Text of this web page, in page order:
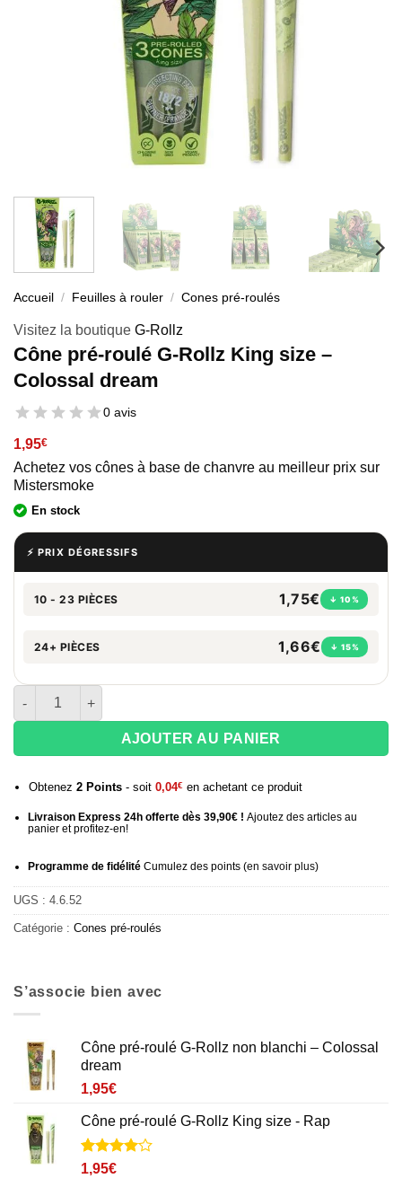
Accueil / Feuilles à rouler / Cones pré-roulés
Visitez la boutique G-Rollz
Cône pré-roulé G-Rollz King size –
Colossal dream
0 avis
1,95€
Achetez vos cônes à base de chanvre au meilleur prix sur
Mistersmoke
En stock
⚡ PRIX DÉGRESSIFS
10 - 23 PIÈCES 1,75€ ↓ 10%
24+ PIÈCES 1,66€ ↓ 15%
quantité de Cône pré-roulé G-Rollz King size - Colossal dream
AJOUTER AU PANIER
Obtenez 2Points- soit 0,04€ en achetant ce produit
Livraison Express 24h offerte dès 39,90€ ! Ajoutez des articles au
panier et profitez-en!
Programme de fidélitéCumulez des points (en savoir plus)
UGS : 4.6.52
Catégorie : Cones pré-roulés
S’associe bien avec
Cône pré-roulé G-Rollz non blanchi – Colossal
dream
1,95€
Cône pré-roulé G-Rollz King size - Rap
Noté4
sur 5
1
1,95€